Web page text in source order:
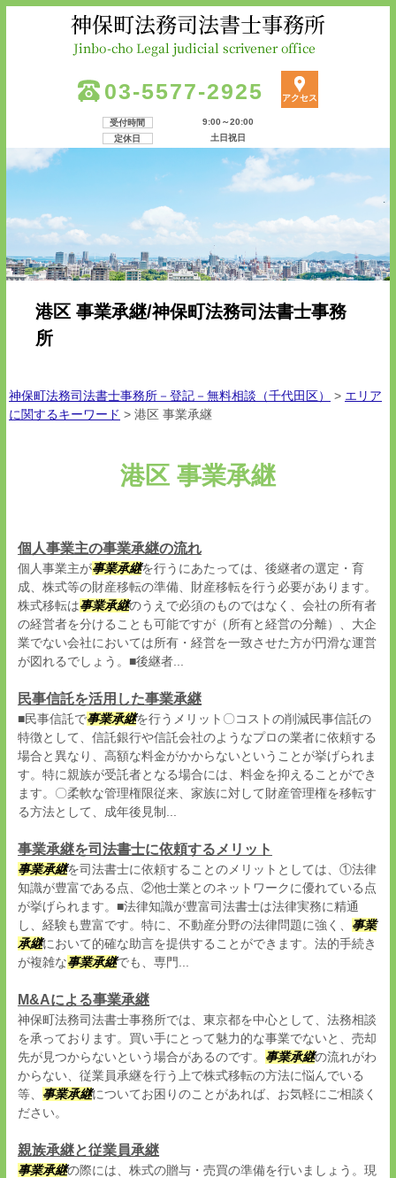
03-5577-2925 アクセス
受付時間
9:00～20:00
定休日
土日祝日
港区 事業承継/神保町法務司法書士事務
所
神保町法務司法書士事務所－登記－無料相談（千代田区） > エリア
に関するキーワード > 港区 事業承継
港区 事業承継
個人事業主の事業承継の流れ
個人事業主が事業承継を行うにあたっては、後継者の選定・育
成、株式等の財産移転の準備、財産移転を行う必要があります。
株式移転は事業承継のうえで必須のものではなく、会社の所有者
の経営者を分けることも可能ですが（所有と経営の分離）、大企
業でない会社においては所有・経営を一致させた方が円滑な運営
が図れるでしょう。■後継者...
民事信託を活用した事業承継
■民事信託で事業承継を行うメリット〇コストの削減民事信託の
特徴として、信託銀行や信託会社のようなプロの業者に依頼する
場合と異なり、高額な料金がかからないということが挙げられま
す。特に親族が受託者となる場合には、料金を抑えることができ
ます。〇柔軟な管理権限従来、家族に対して財産管理権を移転す
る方法として、成年後見制...
事業承継を司法書士に依頼するメリット
事業承継を司法書士に依頼することのメリットとしては、①法律
知識が豊富である点、②他士業とのネットワークに優れている点
が挙げられます。■法律知識が豊富司法書士は法律実務に精通
し、経験も豊富です。特に、不動産分野の法律問題に強く、 事業
承継において的確な助言を提供することができます。法的手続き
が複雑な事業承継でも、専門...
M&Aによる事業承継
神保町法務司法書士事務所では、東京都を中心として、法務相談
を承っております。買い手にとって魅力的な事業でないと、売却
先が見つからないという場合があるのです。 事業承継の流れがわ
からない、従業員承継を行う上で株式移転の方法に悩んでいる
等、 事業承継についてお困りのことがあれば、お気軽にご相談く
ださい。
親族承継と従業員承継
事業承継の際には、株式の贈与・売買の準備を行いましょう。現